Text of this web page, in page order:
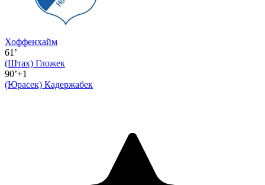
Хоффенхайм
61’
(Штах) Гложек
90’+1
(Юрасек) Кадержабек